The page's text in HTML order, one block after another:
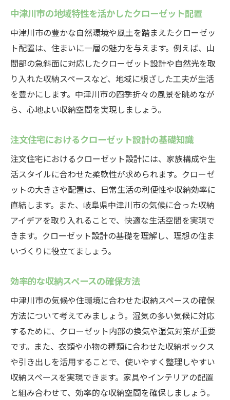
快適な生活を実現するためのクローゼット配置
術中津川市の事例
実際の施工例から学ぶクローゼット配置
快適な生活動線を考えた収納設計
クローゼット配置の成功事例を分析
家族のライフスタイルに合わせた収納計画
中津川市での人気クローゼットデザイン
方法
注文住宅のクローゼット配置における成功例岐
阜県中津川市から学ぶ
成功事例に見るクローゼット配置の工夫
中津川市での実例：収納力アップのポイン
ト
注文住宅におけるクローゼット配置の重要
性
成功事例から学ぶ収納スペースの有効活用
中津川市での実際のクローゼット配置法
家族構成に合わせたクローゼット配置術岐阜県
中津川市の注文住宅
家族の人数と年齢に合わせたクローゼット
設計
中津川市の家族構成に適した収納計画
中津川市の地域特性を活かしたクローゼット配置
中津川市の豊かな自然環境や風土を踏まえたクローゼッ
ト配置は、住まいに一層の魅力を与えます。例えば、山
間部の急斜面に対応したクローゼット設計や自然光を取
り入れた収納スペースなど、地域に根ざした工夫が生活
を豊かにします。中津川市の四季折々の風景を眺めなが
ら、心地よい収納空間を実現しましょう。
注文住宅におけるクローゼット設計の基礎知識
注文住宅におけるクローゼット設計には、家族構成や生
活スタイルに合わせた柔軟性が求められます。クローゼ
ットの大きさや配置は、日常生活の利便性や収納効率に
直結します。また、岐阜県中津川市の気候に合った収納
アイデアを取り入れることで、快適な生活空間を実現で
きます。クローゼット設計の基礎を理解し、理想の住ま
いづくりに役立てましょう。
効率的な収納スペースの確保方法
中津川市の気候や住環境に合わせた収納スペースの確保
方法について考えてみましょう。湿気の多い気候に対応
するために、クローゼット内部の換気や湿気対策が重要
です。また、衣類や小物の種類に合わせた収納ボックス
や引き出しを活用することで、使いやすく整理しやすい
収納スペースを実現できます。家具やインテリアの配置
と組み合わせて、効率的な収納空間を確保しましょう。